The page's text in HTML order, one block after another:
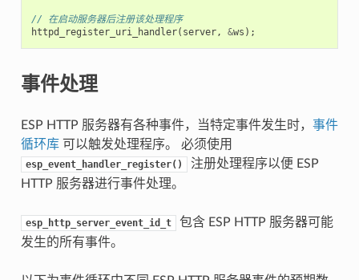
// 在启动服务器后注册该处理程序
httpd_register_uri_handler( server, &ws );
事件处理
ESP HTTP 服务器有各种事件，当特定事件发生时， 事件
循环库可以触发处理程序。 必须使用
esp_event_handler_register()
注册处理程序以便 ESP
HTTP 服务器进行事件处理。
esp_http_server_event_id_t
包含 ESP HTTP 服务器可能
发生的所有事件。